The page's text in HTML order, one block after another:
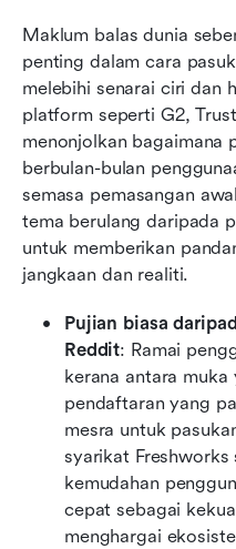
Maklum balas dunia
penting dalam cara
melebihi senarai ciri dan
platform seperti G2,
menonjolkan bagaimana
berbulan-bulan
semasa pemasangan
tema berulang daripada
untuk memberikan
jangkaan dan realiti.
Pujian biasa
Reddit: Ramai
kerana antara muka
pendaftaran yang
mesra untuk
syarikat Freshworks
kemudahan
cepat sebagai
menghargai